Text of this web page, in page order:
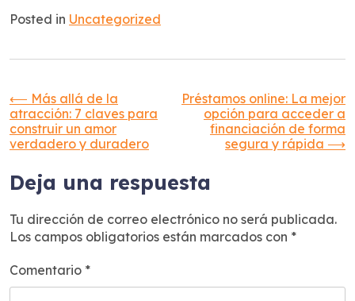
Posted in Uncategorized
Navegación
de
entradas
⟵ Más allá de la
atracción: 7 claves para
construir un amor
verdadero y duradero
Préstamos online: La mejor
opción para acceder a
financiación de forma
segura y rápida ⟶
Deja una respuesta
Tu dirección de correo electrónico no será publicada.
Los campos obligatorios están marcados con *
Comentario *